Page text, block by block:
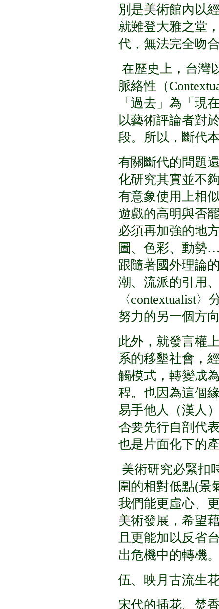
別是美術館內以
就難登大雅之堂
代，無法完全吻
在歷史上，台灣
脈絡性（
「過去」為「現
以藝術評論者對
段。所以，斷代
有關斷代的問題
化研究其實並不
有意象使用上相
遊戲的高明與否
必須再加強的地
圖、色彩、動勢
跟隨著國外理論
潮、流派的引用
〈contextualist
努力的另一個方
此外，就發言權
系的移墾社會，
觸模式，轉變成
程。也因為這個
易手他人（漢人
否要先行自剖代
也是片面化下的
美術研究必緊扣
圍的相對低點(景
我們能更虛心、
美術發展，希望
且更能加以反省
出危機中的轉機
伍、映月古流生
宋代的插花、焚